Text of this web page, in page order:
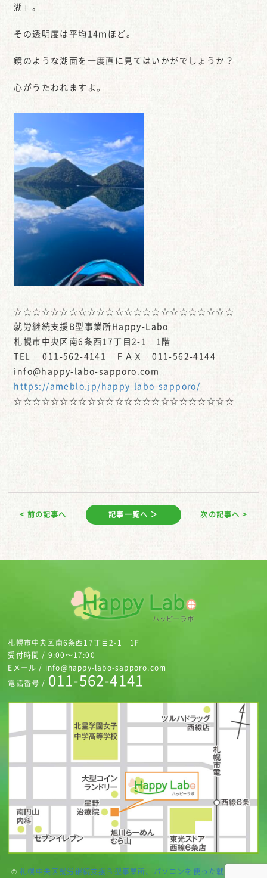
湖」。
その透明度は平均14ｍほど。
鏡のような湖面を一度直に見てはいかがでしょうか？
心がうたわれますよ。
☆☆☆☆☆☆☆☆☆☆☆☆☆☆☆☆☆☆☆☆☆☆☆☆
就労継続支援B型事業所Happy-Labo
札幌市中央区南6条西17丁目2-1 1階
TEL 011-562-4141 ＦＡＸ 011-562-4144
info@happy-labo-sapporo.com
https://ameblo.jp/happy-labo-sapporo/
☆☆☆☆☆☆☆☆☆☆☆☆☆☆☆☆☆☆☆☆☆☆☆☆
< 前の記事へ 記事一覧へ ＞ 次の記事へ >
札幌市中央区南6条西17丁目2-1 1F
受付時間 / 9:00～17:00
Eメール / info@happy-labo-sapporo.com
電話番号 / 011-562-4141
©札幌中央区就労継続支援Ｂ型事業所、パソコンを使った就労継続支